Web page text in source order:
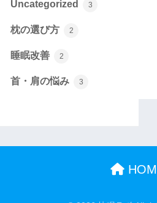
Uncategorized 3
枕の選び方 2
睡眠改善 2
首・肩の悩み 3